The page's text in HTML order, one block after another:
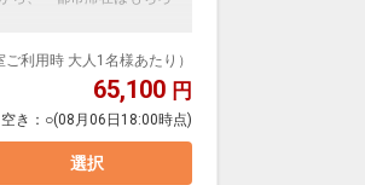
ご利用時 大人1名様あたり）
65,100 円
空き： ○(08月06日18:00時点)
選択